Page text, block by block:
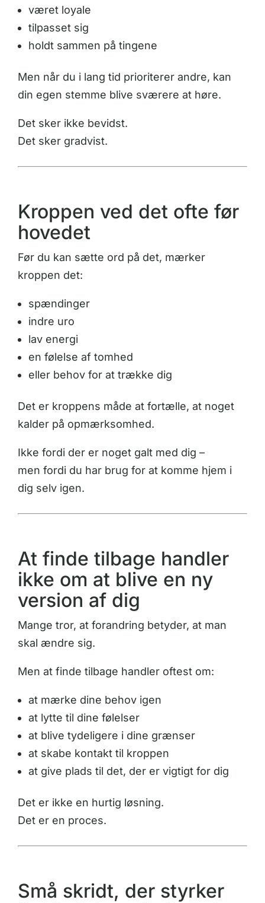
været loyale
tilpasset sig
holdt sammen på tingene
Men når du i lang tid prioriterer andre, kan
din egen stemme blive sværere at høre.
Det sker ikke bevidst.
Det sker gradvist.
Kroppen ved det ofte før
hovedet
Før du kan sætte ord på det, mærker
kroppen det:
spændinger
indre uro
lav energi
en følelse af tomhed
eller behov for at trække dig
Det er kroppens måde at fortælle, at noget
kalder på opmærksomhed.
Ikke fordi der er noget galt med dig –
men fordi du har brug for at komme hjem i
dig selv igen.
At finde tilbage handler
ikke om at blive en ny
version af dig
Mange tror, at forandring betyder, at man
skal ændre sig.
Men at finde tilbage handler oftest om:
at mærke dine behov igen
at lytte til dine følelser
at blive tydeligere i dine grænser
at skabe kontakt til kroppen
at give plads til det, der er vigtigt for dig
Det er ikke en hurtig løsning.
Det er en proces.
Små skridt, der styrker